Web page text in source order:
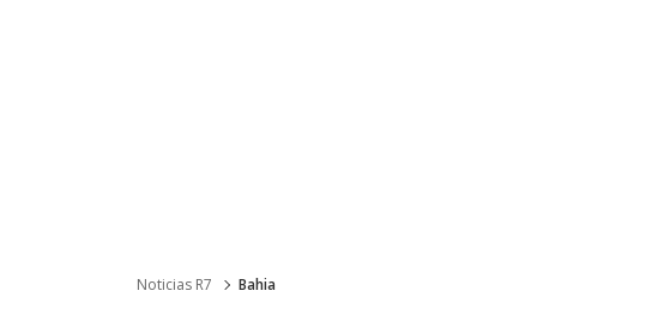
Noticias R7 Bahia